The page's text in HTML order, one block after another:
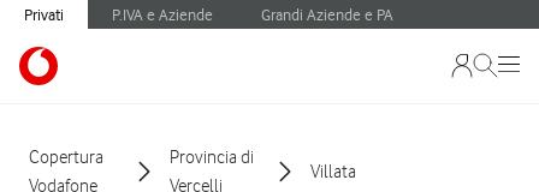
Privati P.IVA e Aziende Grandi Aziende e PA
Copertura
Vodafone
Provincia di
Vercelli
Villata